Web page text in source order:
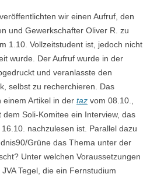
wir einen Aufruf, den
und Gewerkschafter Oliver R. zu
1.10. Vollzeitstudent ist, jedoch nicht
wurde. Der Aufruf wurde in der
und veranlasste den
selbst zu recherchieren. Das
einem Artikel in der taz vom 08.10.,
Soli-Komitee ein Interview, das
nachzulesen ist. Parallel dazu
Grüne das Thema unter der
Unter welchen Voraussetzungen
Tegel, die ein Fernstudium